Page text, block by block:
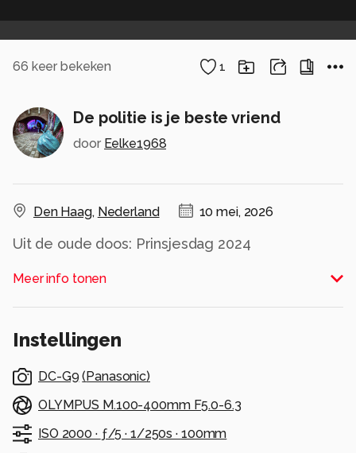
66 keer bekeken 1
De politie is je beste vriend
door Eelke1968
Den Haag, Nederland 10 mei, 2026
Uit de oude doos: Prinsjesdag 2024
Alle rechten voorbehouden
Meer info tonen
Instellingen
DC-G9 (Panasonic)
OLYMPUS M.100-400mm F5.0-6.3
ISO 2000 · ƒ/5 · 1/250s · 100mm